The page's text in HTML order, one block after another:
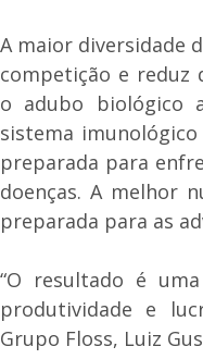
A maior diversidade
competição e reduz
o adubo biológico
sistema
preparada para
doenças. A melhor
preparada para as
“O resultado é
produtividade e
Grupo Floss, Luiz